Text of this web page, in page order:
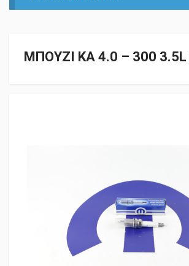
ΜΠΟΥΖΙ KA 4.0 – 300 3.5L